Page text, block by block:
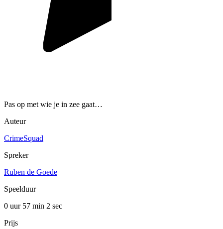
Pas op met wie je in zee gaat…
Auteur
CrimeSquad
Spreker
Ruben de Goede
Speelduur
0 uur 57 min 2 sec
Prijs